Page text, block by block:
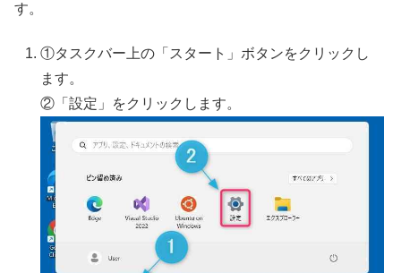
す。
①タスクバー上の「スタート」ボタンをクリックし
ます。
②「設定」をクリックします。